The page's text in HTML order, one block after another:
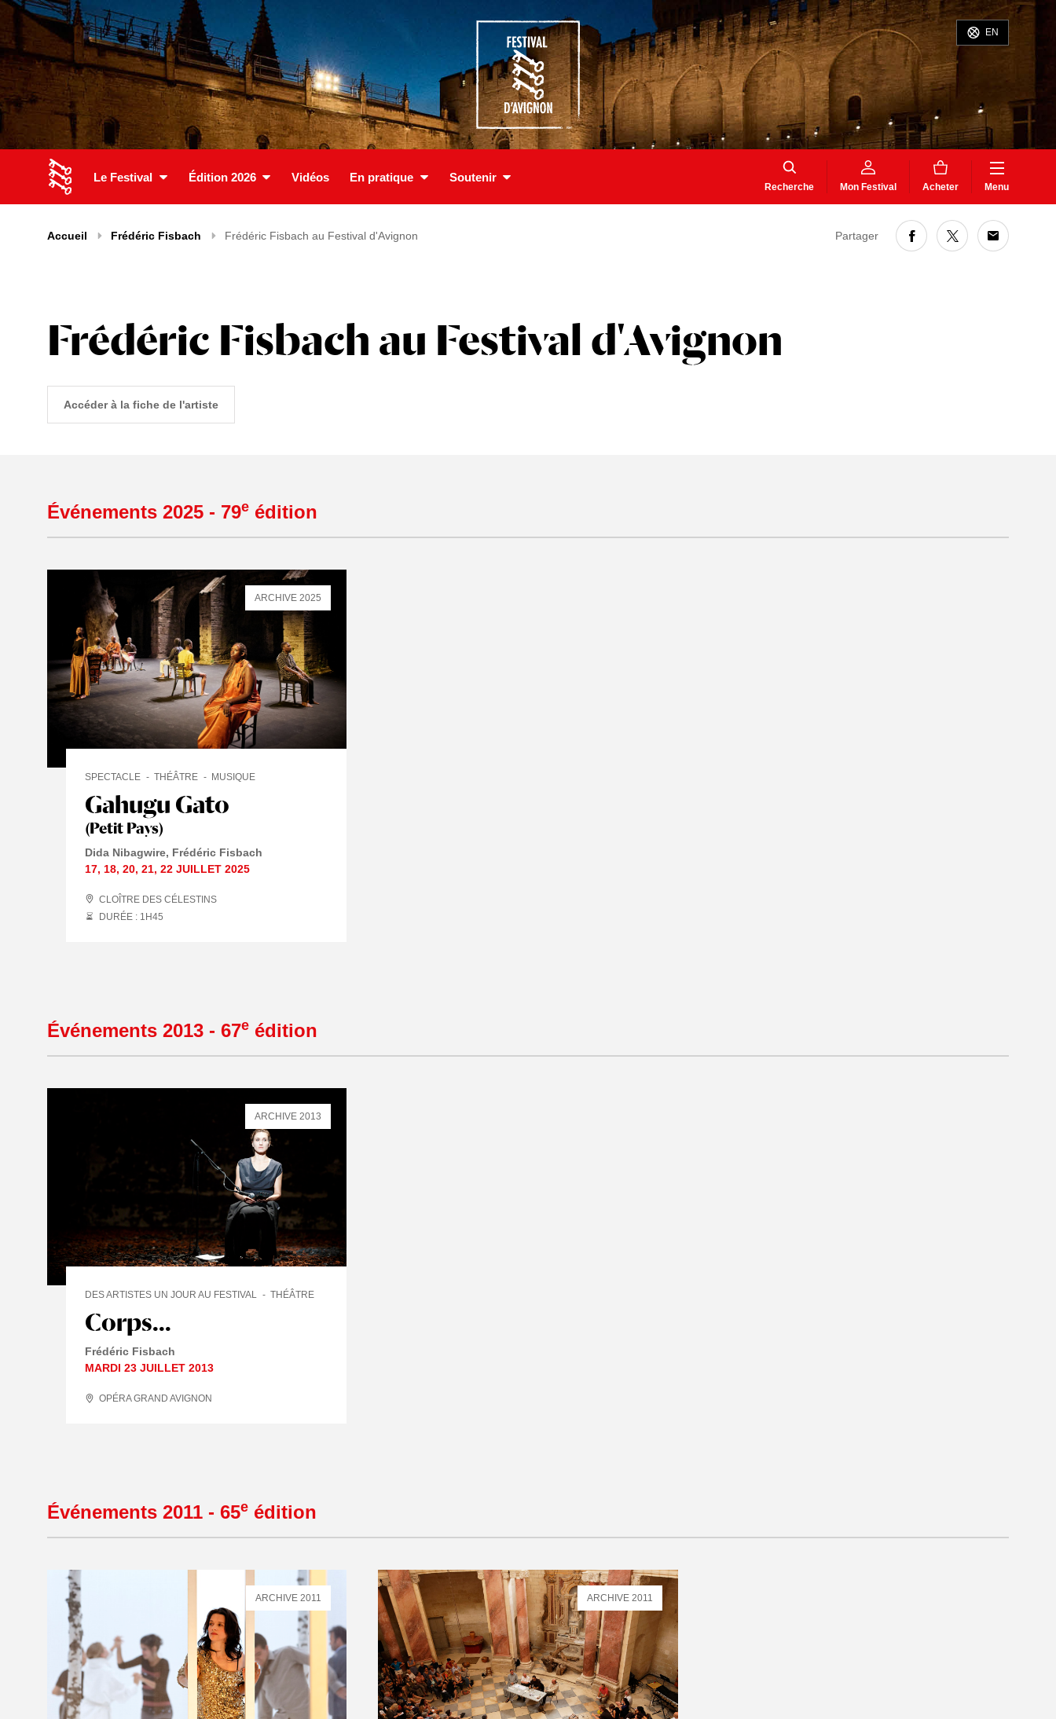
EN
Le Festival Édition 2026 Vidéos En pratique Soutenir
Recherche Mon Festival Acheter Menu
Accueil Frédéric Fisbach Frédéric Fisbach au Festival d'Avignon Partager
Frédéric Fisbach au Festival d'Avignon
Accéder à la fiche de l'artiste
Événements 2025 - 79e édition
Gahugu Gato
(Petit Pays)
SPECTACLE THÉÂTRE MUSIQUE
Dida Nibagwire Frédéric Fisbach
17, 18, 20, 21, 22 JUILLET 2025
CLOÎTRE DES CÉLESTINS
DURÉE : 1 H45
ARCHIVE 2025
Événements 2013 - 67e édition
Corps...
DES ARTISTES UN JOUR AU FESTIVAL THÉÂTRE
Frédéric Fisbach
MARDI 23 JUILLET 2013
OPÉRA GRAND AVIGNON
ARCHIVE 2013
Événements 2011 - 65e édition
ARCHIVE 2011 ARCHIVE 2011